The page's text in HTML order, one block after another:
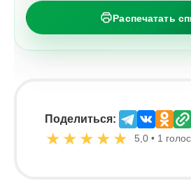
Распечатать
Поделиться:
★ ★ ★ ★ ★ 5,0 • 1 голос